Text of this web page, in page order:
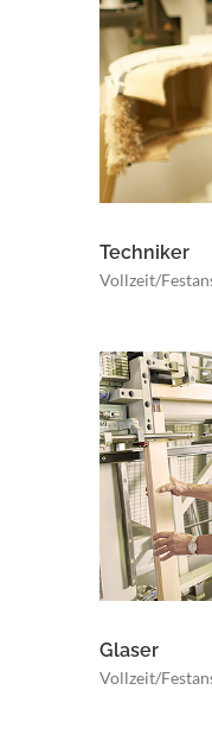
Techniker
Vollzeit/
Glaser
Vollzeit/